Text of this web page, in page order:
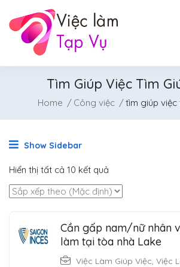
Tìm Giúp Việc Tìm
Home Công việc tìm giúp việc
Show Sidebar
Hiển thị tất cả 10 kết quả
Cần gấp nam/nữ nhân
làm tại tòa nhà Lake
Việc Làm Giúp Việc, Việc